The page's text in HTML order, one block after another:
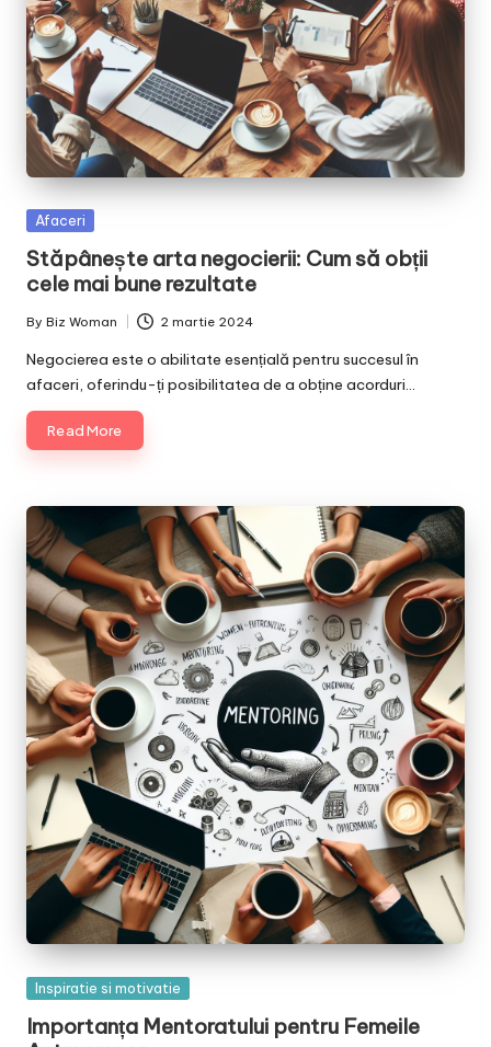
Posted
Afaceri
Stăpânește arta negocierii: Cum să obții
cele mai bune rezultate
Posted
by
By Biz Woman 2 martie 2024
Negocierea este o abilitate esențială pentru succesul în
afaceri, oferindu-ți posibilitatea de a obține acorduri…
Read More
Posted
Inspiratie si motivatie
Importanța Mentoratului pentru Femeile